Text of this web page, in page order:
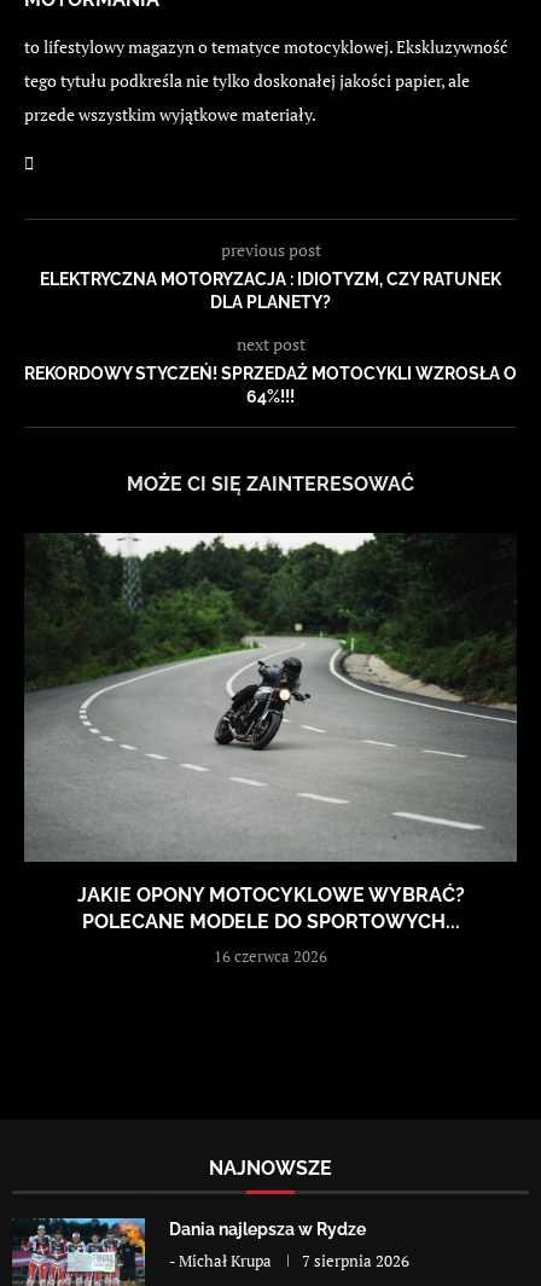
to lifestylowy magazyn o tematyce motocyklowej. Ekskluzywność
tego tytułu podkreśla nie tylko doskonałej jakości papier, ale
przede wszystkim wyjątkowe materiały.
previous post
ELEKTRYCZNA MOTORYZACJA : IDIOTYZM, CZY RATUNEK
DLA PLANETY?
next post
REKORDOWY STYCZEŃ! SPRZEDAŻ MOTOCYKLI WZROSŁA O
64%!!!
MOŻE CI SIĘ ZAINTERESOWAĆ
JAKIE OPONY MOTOCYKLOWE WYBRAĆ?
POLECANE MODELE DO SPORTOWYCH...
16 czerwca 2026
NAJNOWSZE
Dania najlepsza w Rydze
-Michał Krupa 7 sierpnia 2026